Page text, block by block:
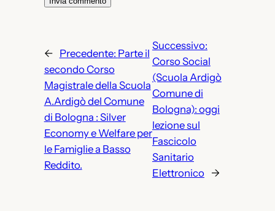
← Precedente: Parte il
secondo Corso
Magistrale della Scuola
A.Ardigò del Comune
di Bologna : Silver
Economy e Welfare per
le Famiglie a Basso
Reddito.
Successivo:
Corso Social
(Scuola Ardigò
Comune di
Bologna): oggi
lezione sul
Fascicolo
Sanitario
Elettronico
→